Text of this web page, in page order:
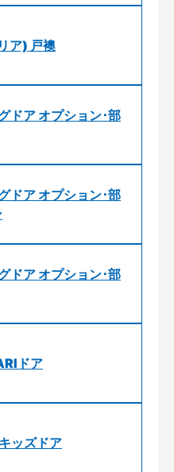
ア) 戸襖
ドア オプション･部
ドア オプション･部
ドア オプション･部
ドア
ッズドア